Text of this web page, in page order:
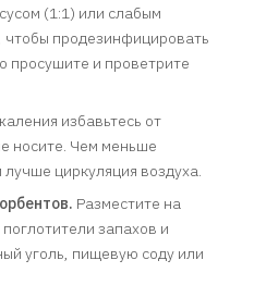
(1:1) или слабым
продезинфицировать
просушите и проветрите
избавьтесь от
носите. Чем меньше
циркуляция воздуха.
Разместите на
запахов и
уголь, пищевую соду или